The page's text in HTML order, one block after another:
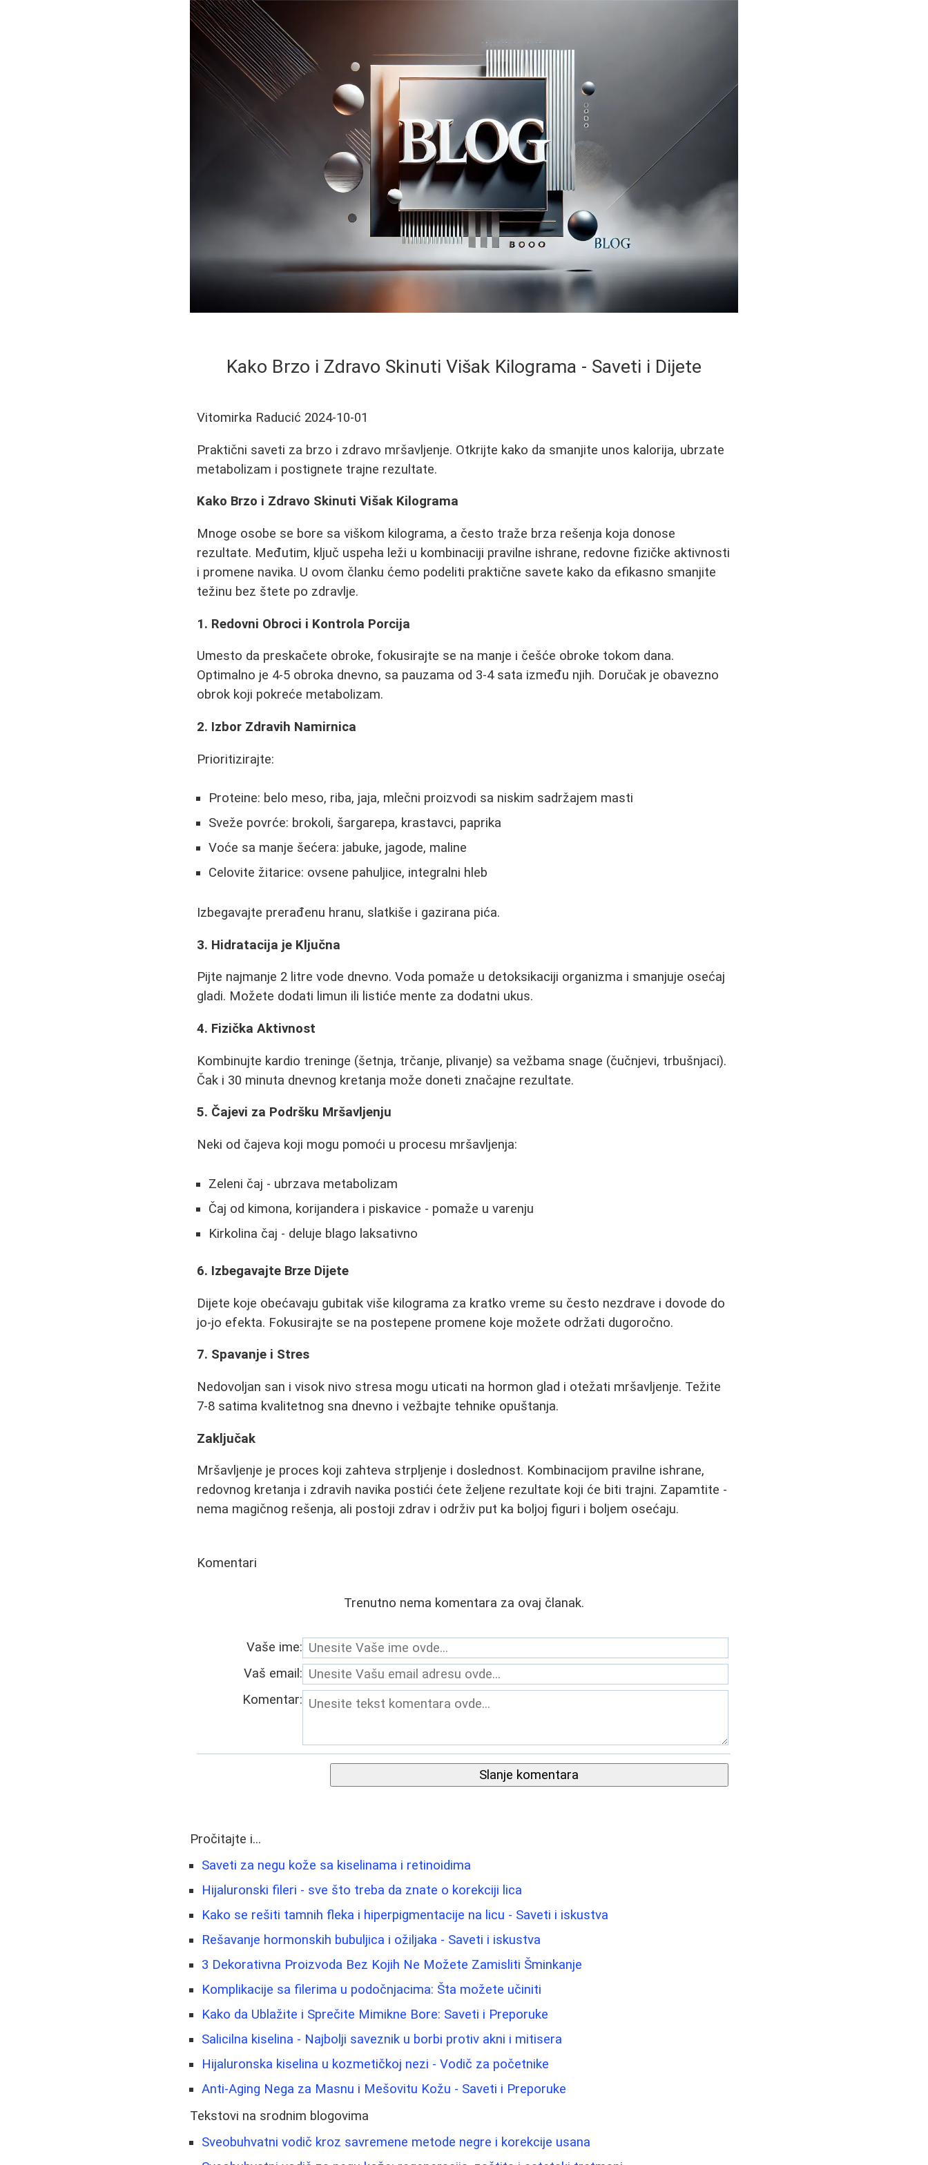
Kako Brzo i Zdravo Skinuti Višak Kilograma - Saveti i Dijete
Vitomirka Raducić 2024-10-01
Praktični saveti za brzo i zdravo mršavljenje. Otkrijte kako da smanjite unos kalorija, ubrzate
metabolizam i postignete trajne rezultate.
Kako Brzo i Zdravo Skinuti Višak Kilograma
Mnoge osobe se bore sa viškom kilograma, a često traže brza rešenja koja donose
rezultate. Međutim, ključ uspeha leži u kombinaciji pravilne ishrane, redovne fizičke aktivnosti
i promene navika. U ovom članku ćemo podeliti praktične savete kako da efikasno smanjite
težinu bez štete po zdravlje.
1. Redovni Obroci i Kontrola Porcija
Umesto da preskačete obroke, fokusirajte se na manje i češće obroke tokom dana.
Optimalno je 4-5 obroka dnevno, sa pauzama od 3-4 sata između njih. Doručak je obavezno
obrok koji pokreće metabolizam.
2. Izbor Zdravih Namirnica
Prioritizirajte:
Proteine: belo meso, riba, jaja, mlečni proizvodi sa niskim sadržajem masti
Sveže povrće: brokoli, šargarepa, krastavci, paprika
Voće sa manje šećera: jabuke, jagode, maline
Celovite žitarice: ovsene pahuljice, integralni hleb
Izbegavajte prerađenu hranu, slatkiše i gazirana pića.
3. Hidratacija je Ključna
Pijte najmanje 2 litre vode dnevno. Voda pomaže u detoksikaciji organizma i smanjuje osećaj
gladi. Možete dodati limun ili listiće mente za dodatni ukus.
4. Fizička Aktivnost
Kombinujte kardio treninge (šetnja, trčanje, plivanje) sa vežbama snage (čučnjevi, trbušnjaci).
Čak i 30 minuta dnevnog kretanja može doneti značajne rezultate.
5. Čajevi za Podršku Mršavljenju
Neki od čajeva koji mogu pomoći u procesu mršavljenja:
Zeleni čaj - ubrzava metabolizam
Čaj od kimona, korijandera i piskavice - pomaže u varenju
Kirkolina čaj - deluje blago laksativno
6. Izbegavajte Brze Dijete
Dijete koje obećavaju gubitak više kilograma za kratko vreme su često nezdrave i dovode do
jo-jo efekta. Fokusirajte se na postepene promene koje možete održati dugoročno.
7. Spavanje i Stres
Nedovoljan san i visok nivo stresa mogu uticati na hormon glad i otežati mršavljenje. Težite
7-8 satima kvalitetnog sna dnevno i vežbajte tehnike opuštanja.
Zaključak
Mršavljenje je proces koji zahteva strpljenje i doslednost. Kombinacijom pravilne ishrane,
redovnog kretanja i zdravih navika postići ćete željene rezultate koji će biti trajni. Zapamtite -
nema magičnog rešenja, ali postoji zdrav i održiv put ka boljoj figuri i boljem osećaju.
Komentari
Trenutno nema komentara za ovaj članak.
Vaše ime:
Vaš email:
Komentar:
Slanje komentara
Pročitajte i...
Saveti za negu kože sa kiselinama i retinoidima
Hijaluronski fileri - sve što treba da znate o korekciji lica
Kako se rešiti tamnih fleka i hiperpigmentacije na licu - Saveti i iskustva
Rešavanje hormonskih bubuljica i ožiljaka - Saveti i iskustva
3 Dekorativna Proizvoda Bez Kojih Ne Možete Zamisliti Šminkanje
Komplikacije sa filerima u podočnjacima: Šta možete učiniti
Kako da Ublažite i Sprečite Mimikne Bore: Saveti i Preporuke
Salicilna kiselina - Najbolji saveznik u borbi protiv akni i mitisera
Hijaluronska kiselina u kozmetičkoj nezi - Vodič za početnike
Anti-Aging Nega za Masnu i Mešovitu Kožu - Saveti i Preporuke
Tekstovi na srodnim blogovima
Sveobuhvatni vodič kroz savremene metode negre i korekcije usana